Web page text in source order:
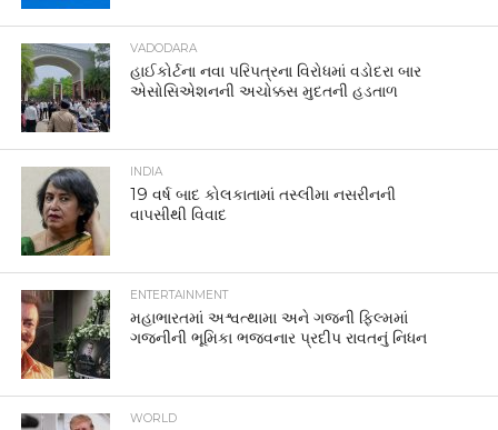
VADODARA
હાઈકોર્ટના નવા પરિપત્રના વિરોધમાં વડોદરા બાર
એસોસિએશનની અચોક્કસ મુદતની હડતાળ
INDIA
19 વર્ષ બાદ કોલકાતામાં તસ્લીમા નસરીનની
વાપસીથી વિવાદ
ENTERTAINMENT
મહાભારતમાં અશ્વત્થામા અને ગજની ફિલ્મમાં
ગજનીની ભૂમિકા ભજવનાર પ્રદીપ રાવતનું નિધન
WORLD